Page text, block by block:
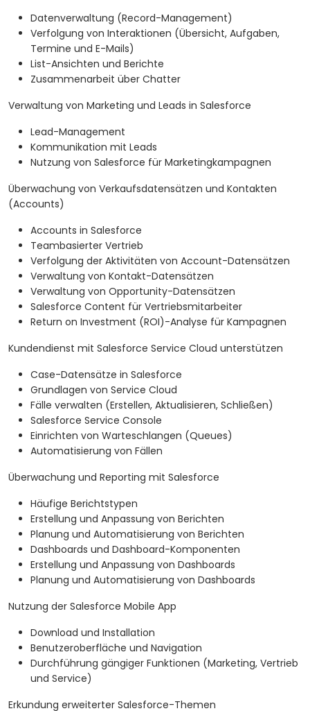
Datenverwaltung (Record-Management)
Verfolgung von Interaktionen (Übersicht, Aufgaben,
Termine und E-Mails)
List-Ansichten und Berichte
Zusammenarbeit über Chatter
Verwaltung von Marketing und Leads in Salesforce
Lead-Management
Kommunikation mit Leads
Nutzung von Salesforce für Marketingkampagnen
Überwachung von Verkaufsdatensätzen und Kontakten
(Accounts)
Accounts in Salesforce
Teambasierter Vertrieb
Verfolgung der Aktivitäten von Account-Datensätzen
Verwaltung von Kontakt-Datensätzen
Verwaltung von Opportunity-Datensätzen
Salesforce Content für Vertriebsmitarbeiter
Return on Investment (ROI)-Analyse für Kampagnen
Kundendienst mit Salesforce Service Cloud unterstützen
Case-Datensätze in Salesforce
Grundlagen von Service Cloud
Fälle verwalten (Erstellen, Aktualisieren, Schließen)
Salesforce Service Console
Einrichten von Warteschlangen (Queues)
Automatisierung von Fällen
Überwachung und Reporting mit Salesforce
Häufige Berichtstypen
Erstellung und Anpassung von Berichten
Planung und Automatisierung von Berichten
Dashboards und Dashboard-Komponenten
Erstellung und Anpassung von Dashboards
Planung und Automatisierung von Dashboards
Nutzung der Salesforce Mobile App
Download und Installation
Benutzeroberfläche und Navigation
Durchführung gängiger Funktionen (Marketing, Vertrieb
und Service)
Erkundung erweiterter Salesforce-Themen